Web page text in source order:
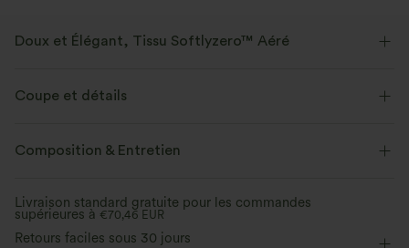
Doux et Élégant, Tissu Softlyzero™ Aéré
est frais au toucher.
Coupe et détails
Short intégré Taille plate
Haute élasticité Élasticité quatre directions
Composition & Entretien
Livraison standard gratuite pour les commandes
supérieures à €70,46 EUR
Retours faciles sous 30 jours